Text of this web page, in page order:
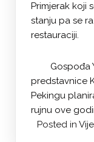
Primjerak koji
stanju pa se
restauraciji.
Gospođa
predstavnice
Pekingu
rujnu ove
Posted in